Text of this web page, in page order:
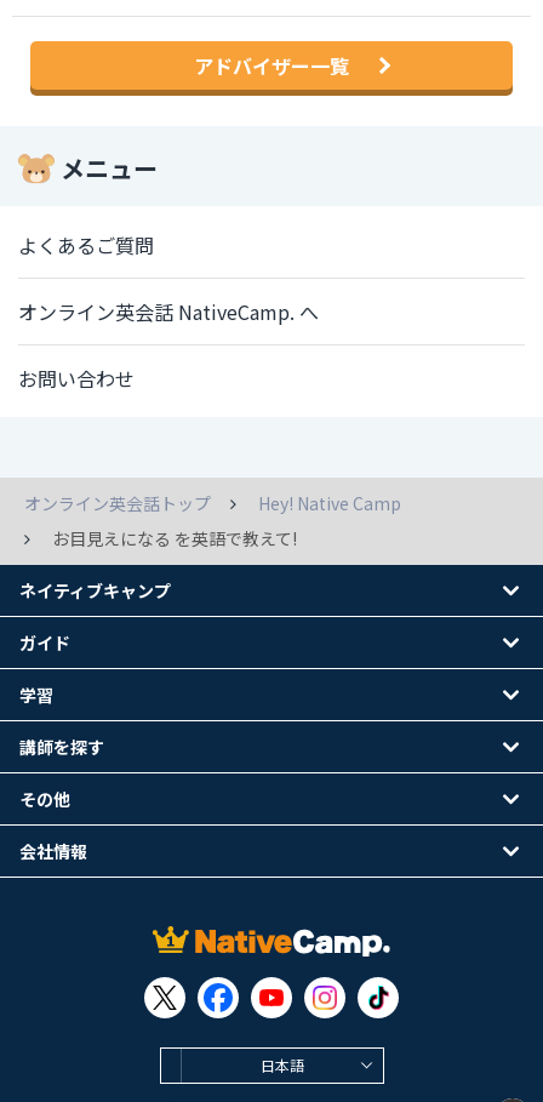
アドバイザー一覧
メニュー
よくあるご質問
オンライン英会話 NativeCamp. へ
お問い合わせ
オンライン英会話トップ
Hey! Native Camp
お目見えになる を英語で教えて!
日本語
ネイティブキャンプ
ガイド
学習
講師を探す
その他
会社情報